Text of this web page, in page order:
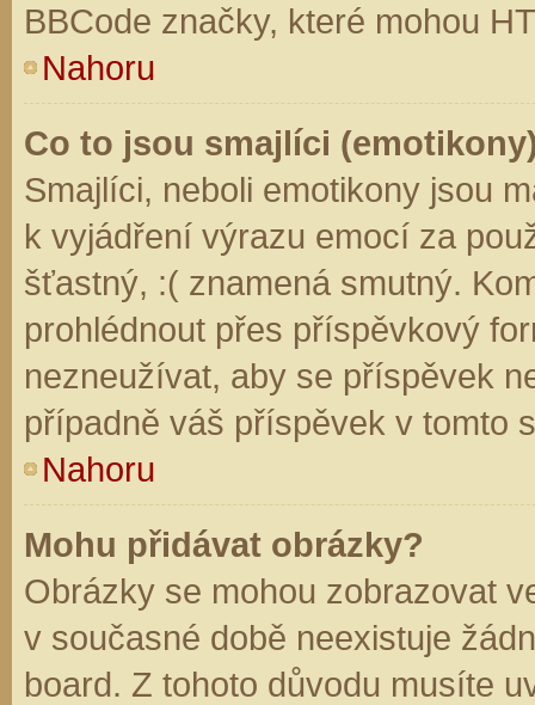
BBCode značky, které mohou
Nahoru
Co to jsou smajlíci
Smajlíci, neboli emotikony jsou
k vyjádření výrazu emocí za
šťastný, :( znamená smutný.
prohlédnout přes příspěvkový
nezneužívat, aby se příspěvek
případně váš příspěvek v tomto
Nahoru
Mohu přidávat obrázky?
Obrázky se mohou zobrazovat
v současné době neexistuje
board. Z tohoto důvodu musíte